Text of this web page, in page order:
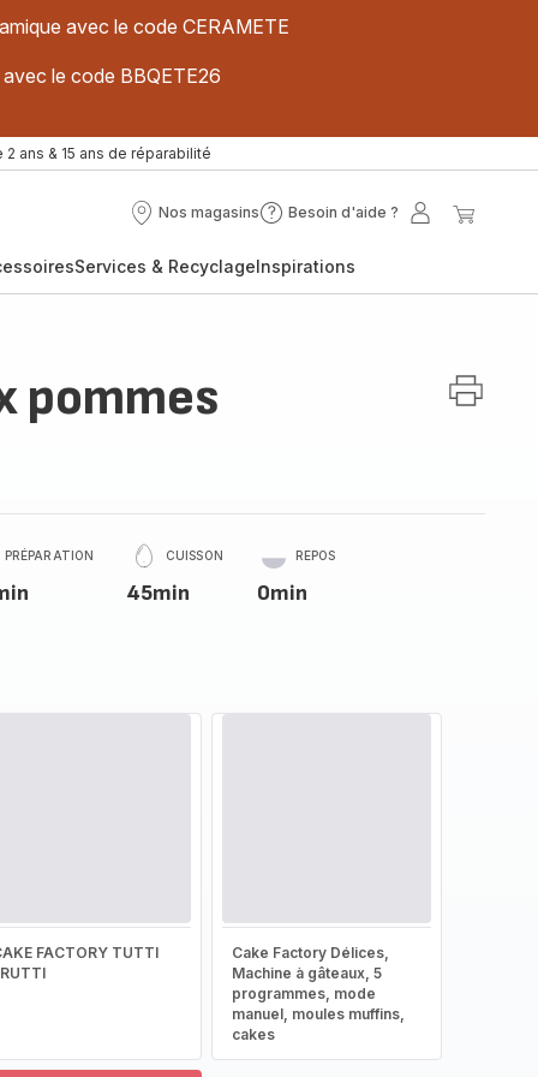
avec le code CERAMETE
le code BBQETE26
2 ans & 15 ans de réparabilité
Nos magasins
Nos
Besoin d'aide ?
Besoin
?
Mon
Services & RecyclageInspirations
pommes
PRÉPARATION CUISSON
45min
REPOS
0min
FACTORY TUTTI
Cake Factory Délices,
Machine à gâteaux, 5
programmes, mode
manuel, moules muffins,
cakes